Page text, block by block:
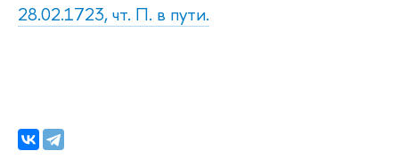
28.02.1723, чт. П. в пути.